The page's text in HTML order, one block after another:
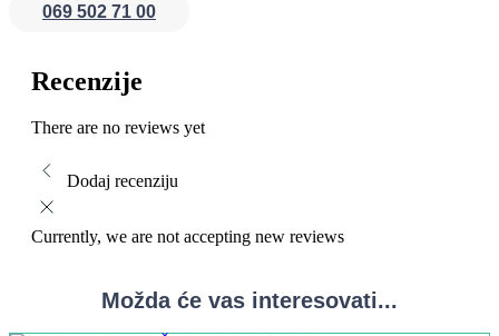
069 502 71 00
Recenzije
There are no reviews yet
Dodaj recenziju
Currently, we are not accepting new reviews
Možda će vas interesovati...